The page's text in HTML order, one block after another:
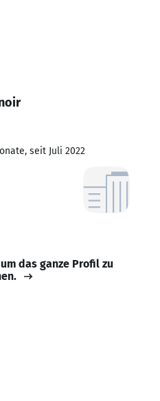
seit Juli 2022
das ganze Profil zu